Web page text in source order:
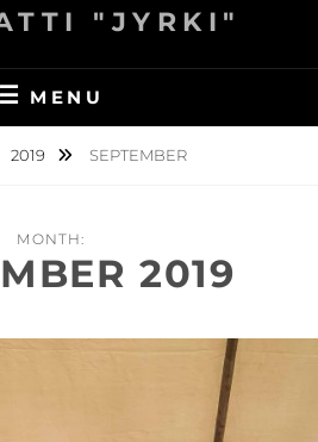
"JYRKI"
MENU
2019 SEPTEMBER
MONTH:
2019